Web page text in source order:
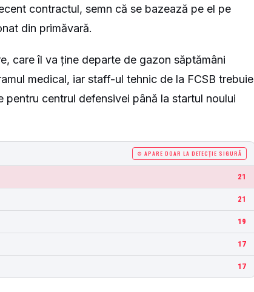
contractul, semn că se bazează pe el pe
din primăvară.
care îl va ține departe de gazon săptămâni
medical, iar staff-ul tehnic de la FCSB trebuie
centrul defensivei până la startul noului
⚙ APARE DOAR LA DETECȚIE SIGURĂ
21
21
19
17
17